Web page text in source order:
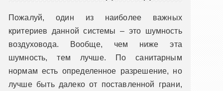
Пожалуй, один из наиболее важных
критериев данной системы – это шумность
воздуховода. Вообще, чем ниже эта
шумность, тем лучше. По санитарным
нормам есть определенное разрешение, но
лучше быть далеко от поставленной грани,